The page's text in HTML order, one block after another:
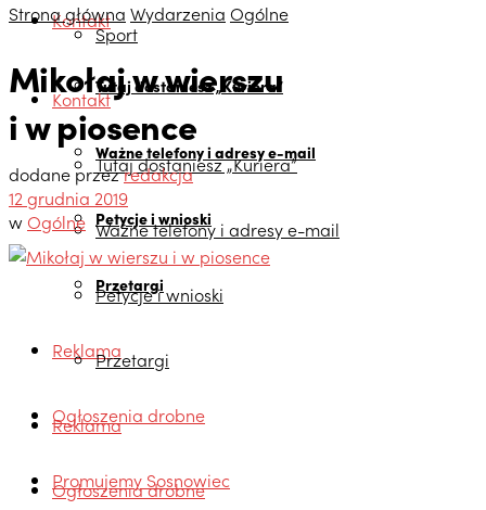
Kontakt
Tutaj dostaniesz „Kuriera”
Ważne telefony i adresy e-mail
Petycje i wnioski
Przetargi
Reklama
Ogłoszenia drobne
Promujemy Sosnowiec
Sport
Kontakt
Tutaj dostaniesz „Kuriera”
Ważne telefony i adresy e-mail
Petycje i wnioski
Przetargi
Reklama
Ogłoszenia drobne
Strona główna Wydarzenia Ogólne
Mikołaj w wierszu
i w piosence
dodane przezredakcja
12 grudnia 2019
wOgólne